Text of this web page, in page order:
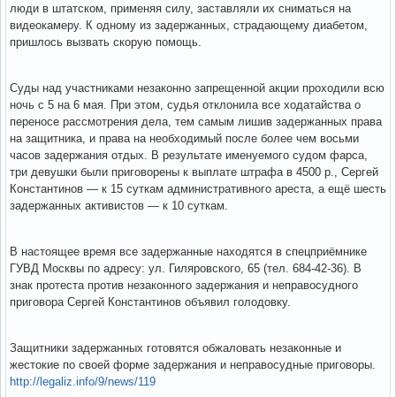
люди в штатском, применяя силу, заставляли их сниматься на
видеокамеру. К одному из задержанных, страдающему диабетом,
пришлось вызвать скорую помощь.
Суды над участниками незаконно запрещенной акции проходили всю
ночь с 5 на 6 мая. При этом, судья отклонила все ходатайства о
переносе рассмотрения дела, тем самым лишив задержанных права
на защитника, и права на необходимый после более чем восьми
часов задержания отдых. В результате именуемого судом фарса,
три девушки были приговорены к выплате штрафа в 4500 р., Сергей
Константинов — к 15 суткам административного ареста, а ещё шесть
задержанных активистов — к 10 суткам.
В настоящее время все задержанные находятся в спецприёмнике
ГУВД Москвы по адресу: ул. Гиляровского, 65 (тел. 684-42-36). В
знак протеста против незаконного задержания и неправосудного
приговора Сергей Константинов объявил голодовку.
Защитники задержанных готовятся обжаловать незаконные и
жестокие по своей форме задержания и неправосудные приговоры.
http://legaliz.info/9/news/119